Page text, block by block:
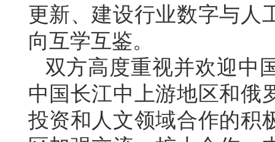
更新、建设行业数字与人
向互学互鉴。
双方高度重视并欢迎中
中国长江中上游地区和俄
投资和人文领域合作的积